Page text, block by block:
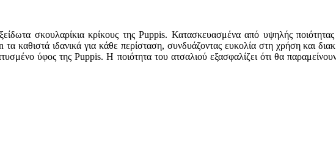
σκουλαρίκια κρίκους της Puppis. Κατασκευασμένα από υψηλής
καθιστά ιδανικά για κάθε περίσταση, συνδυάζοντας ευκολία στη χρήση και
ύφος της Puppis. Η ποιότητα του ατσαλιού εξασφαλίζει ότι θα